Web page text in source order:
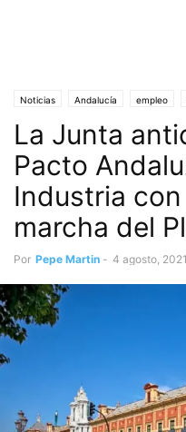
Noticias Andalucía empleo
Pacto Andaluz por la Industria
Sociedad
La Junta
Pacto
Industria
marcha del
Por Pepe Martin - 4 agosto, 2021